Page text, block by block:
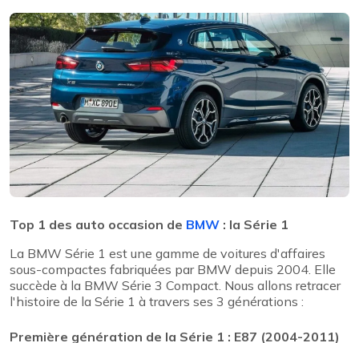
Top 1 des auto occasion de BMW : la Série 1
La BMW Série 1 est une gamme de voitures d'affaires
sous-compactes fabriquées par BMW depuis 2004. Elle
succède à la BMW Série 3 Compact. Nous allons retracer
l'histoire de la Série 1 à travers ses 3 générations :
Première génération de la Série 1 : E87 (2004-2011)